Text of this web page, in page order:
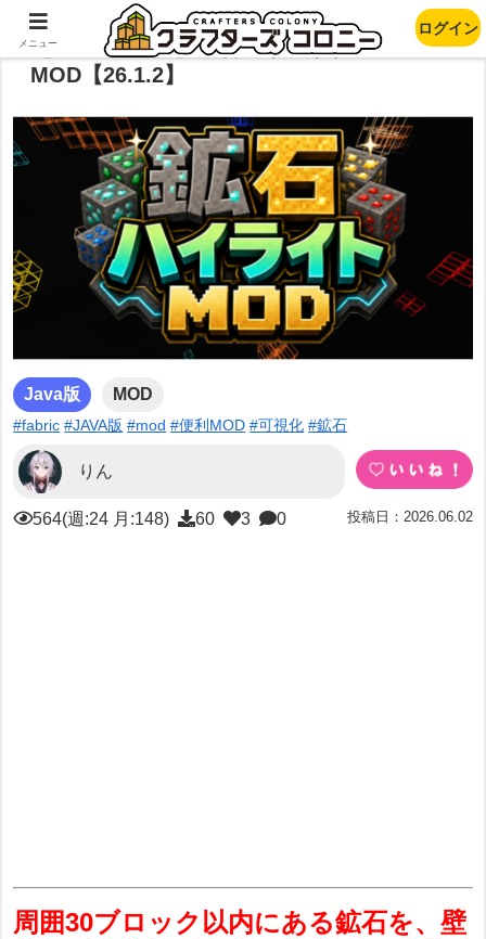
【Fabric MOD】鉱石ハイライト
MOD【26.1.2】
Java版 MOD
#fabric #JAVA版 #mod #便利MOD #可視化 #鉱石
りん
564(週:24 月:148) 60 3 0 投稿日：2026.06.02
周囲30ブロック以内にある鉱石を、壁
メニュー
ログイン